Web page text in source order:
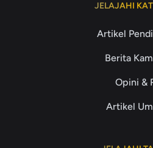
JELAJAHI
Artikel
Berita
Opini &
Artikel